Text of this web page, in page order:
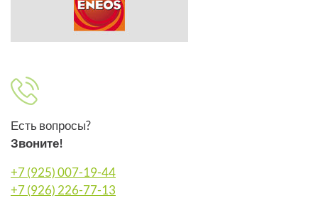
Есть вопросы?
Звоните!
+7 (925) 007-19-44
+7 (926) 226-77-13